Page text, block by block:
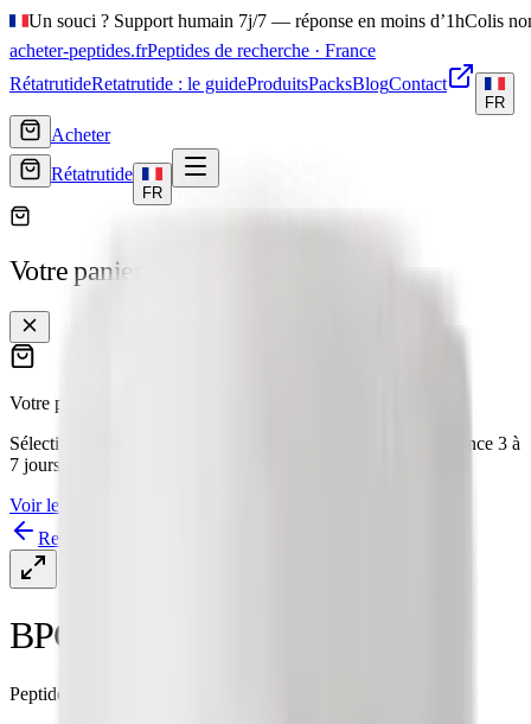
Un souci ? Support humain 7j/7 — réponse en moins d’1hColis
acheter-peptides.frPeptides de recherche · France
RétatrutideRetatrutide : le guideProduitsPacksBlogContact
FR
Acheter
Rétatrutide
FR
Votre panier
Votre panier est vide.
Sélectionnez un peptide dans notre catalogue — livraison France 3 à
7 jours
Voir le catalogue
Retour aux produits
BPC-157 Peptide
Peptide étudié dans 100+ publications peer-reviewed